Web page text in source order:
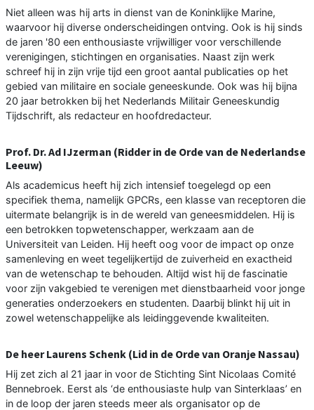
Niet alleen was hij arts in dienst van de Koninklijke Marine,
waarvoor hij diverse onderscheidingen ontving. Ook is hij sinds
de jaren '80 een enthousiaste vrijwilliger voor verschillende
verenigingen, stichtingen en organisaties. Naast zijn werk
schreef hij in zijn vrije tijd een groot aantal publicaties op het
gebied van militaire en sociale geneeskunde. Ook was hij bijna
20 jaar betrokken bij het Nederlands Militair Geneeskundig
Tijdschrift, als redacteur en hoofdredacteur.
Prof. Dr. Ad IJzerman (Ridder in de Orde van de Nederlandse
Leeuw)
Als academicus heeft hij zich intensief toegelegd op een
specifiek thema, namelijk GPCRs, een klasse van receptoren die
uitermate belangrijk is in de wereld van geneesmiddelen. Hij is
een betrokken topwetenschapper, werkzaam aan de
Universiteit van Leiden. Hij heeft oog voor de impact op onze
samenleving en weet tegelijkertijd de zuiverheid en exactheid
van de wetenschap te behouden. Altijd wist hij de fascinatie
voor zijn vakgebied te verenigen met dienstbaarheid voor jonge
generaties onderzoekers en studenten. Daarbij blinkt hij uit in
zowel wetenschappelijke als leidinggevende kwaliteiten.
De heer Laurens Schenk (Lid in de Orde van Oranje Nassau)
Hij zet zich al 21 jaar in voor de Stichting Sint Nicolaas Comité
Bennebroek. Eerst als ‘de enthousiaste hulp van Sinterklaas’ en
in de loop der jaren steeds meer als organisator op de